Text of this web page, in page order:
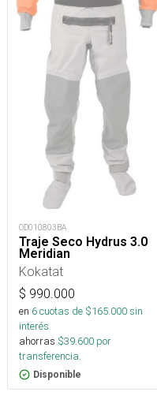
OD010803BA
Traje Seco Hydrus 3.0
Meridian
Kokatat
$ 990.000
en 6cuotas de $165.000sin
interés
ahorras $39.600 por
transferencia.
Disponible